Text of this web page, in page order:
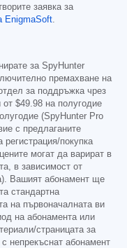
заявка за
EnigmaSoft.
за SpyHunter
премахване на
за поддръжка чрез
от $49.98 на полугодие
(SpyHunter Pro
с предлаганите
покупка
могат да варират в
в зависимост от
Вашият абонамент ще
стандартна
на първоначалната ви
на абонамента или
страницата за
непрекъснат абонамент